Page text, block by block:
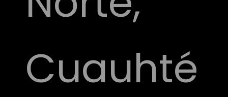
Cuauhté